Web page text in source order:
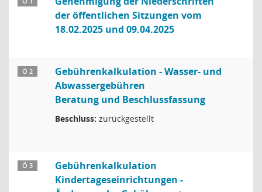
der öffentlichen Sitzungen vom
18.02.2025 und 09.04.2025
Ö 2
Gebührenkalkulation - Wasser- und
Abwassergebühren
Beratung und Beschlussfassung
Beschluss: zurückgestellt
Ö 3
Gebührenkalkulation
Kindertageseinrichtungen -